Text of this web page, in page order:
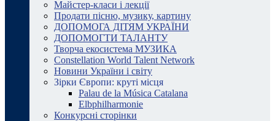
Майстер-класи і лекції
Продати пісню, музику, картину
ДОПОМОГА ДІТЯМ УКРАЇНИ
ДОПОМОГТИ ТАЛАНТУ
Творча екосистема МУЗИКА
Constellation World Talent Network
Новини України і світу
Зірки Європи: круті місця
Palau de la Música Catalana
Elbphilharmonie
Конкурсні сторінки